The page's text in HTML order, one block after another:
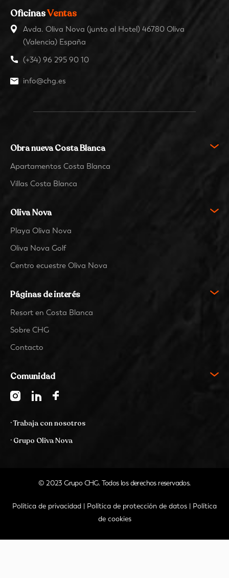
OficinasVentas
Avda. Oliva Nova (junto al Hotel) 46780 Oliva
(Valencia) España
(+34) 96 295 90 10
info@chg.es
Obra nueva Costa Blanca
Apartamentos Costa Blanca
Villas Costa Blanca
Oliva Nova
Playa Oliva Nova
Oliva Nova Golf
Centro ecuestre Oliva Nova
Páginas de interés
Resort en Costa Blanca
Sobre CHG
Contacto
Comunidad
· Trabaja con nosotros
· Grupo Oliva Nova
© 2023 Grupo CHG. Todos los derechos reservados.
Política de privacidad | Política de protección de datos | Política
de cookies